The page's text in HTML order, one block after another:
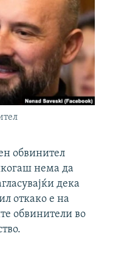
обвинител
нема да
дека
откако е на
обвинители во